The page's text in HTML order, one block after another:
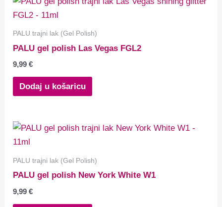
PALU trajni lak (Gel Polish)
PALU gel polish Las Vegas FGL2
9,99€
Dodaj u košaricu
PALU trajni lak (Gel Polish)
PALU gel polish New York White W1
9,99€